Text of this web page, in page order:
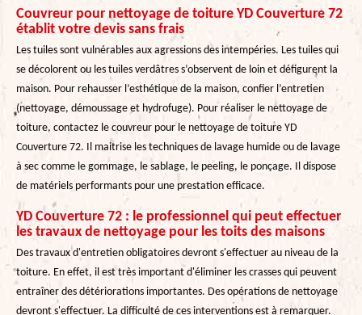
Couvreur pour nettoyage de toiture YD Couverture 72
établit votre devis sans frais
Les tuiles sont vulnérables aux agressions des intempéries. Les tuiles qui
se décolorent ou les tuiles verdâtres s’observent de loin et défigurent la
maison. Pour rehausser l’esthétique de la maison, confier l’entretien
(nettoyage, démoussage et hydrofuge). Pour réaliser le nettoyage de
toiture, contactez le couvreur pour le nettoyage de toiture YD
Couverture 72. Il maitrise les techniques de lavage humide ou de lavage
à sec comme le gommage, le sablage, le peeling, le ponçage. Il dispose
de matériels performants pour une prestation efficace.
YD Couverture 72 : le professionnel qui peut effectuer
les travaux de nettoyage pour les toits des maisons
Des travaux d'entretien obligatoires devront s'effectuer au niveau de la
toiture. En effet, il est très important d'éliminer les crasses qui peuvent
entraîner des détériorations importantes. Des opérations de nettoyage
devront s'effectuer. La difficulté de ces interventions est à remarquer.